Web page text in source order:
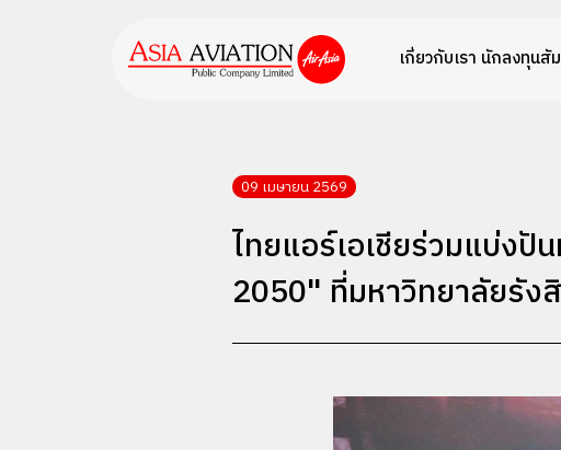
เกี่ยวกับเรา นักลงทุนสั
09 เมษายน 2569
ไทยแอร์เอเชียร่วมแบ่ง
2050" ที่มหาวิทยาลัยรัง